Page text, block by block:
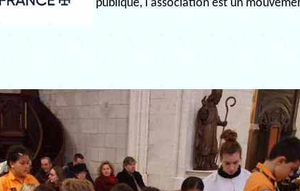
publique, l'association est un